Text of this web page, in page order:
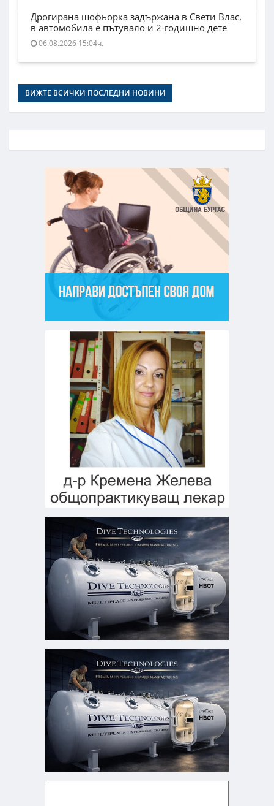
Дрогирана шофьорка задържана в Свети Влас,
в автомобила е пътувало и 2-годишно дете
06.08.2026 15:04ч.
ВИЖТЕ ВСИЧКИ ПОСЛЕДНИ НОВИНИ